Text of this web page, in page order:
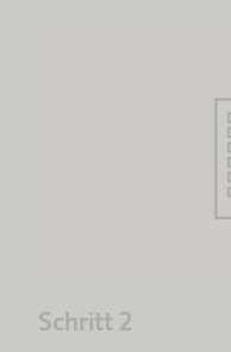
Schritt 2